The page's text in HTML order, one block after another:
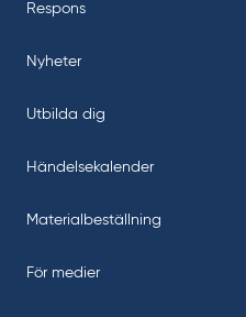
Respons
Nyheter
Utbilda dig
Händelsekalender
Materialbeställning
För medier